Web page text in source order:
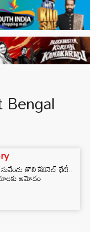
తొలి కేబినెట్ భేటీ..
ఆమోదం